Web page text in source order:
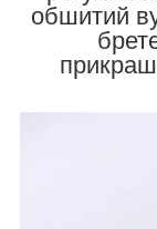
обшитий